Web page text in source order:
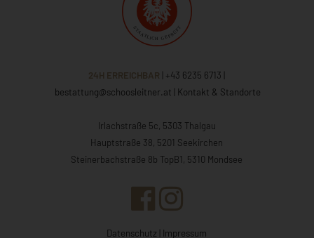
24H ERREICHBAR | +43 6235 6713
bestattung@schoosleitner.at
Kontakt & Standorte
Irlachstraße 5c, 5303 Thalgau
Hauptstraße 38, 5201 Seekirchen
Steinerbachstraße 8b TopB1, 5310 Mondsee
Datenschutz Impressum